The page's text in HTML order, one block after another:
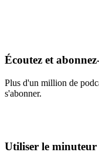
Écoutez et
Plus d'un million de
s'abonner.
Utiliser le minuteur